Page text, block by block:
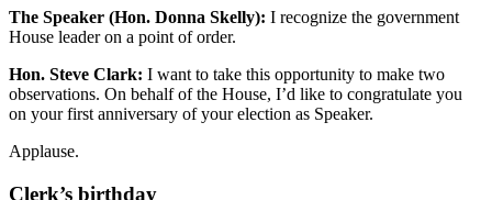
The Speaker (Hon. Donna Skelly): I recognize the government
House leader on a point of order.
Hon. Steve Clark: I want to take this opportunity to make two
observations. On behalf of the House, I’d like to congratulate you
on your first anniversary of your election as Speaker.
Applause.
Clerk’s birthday